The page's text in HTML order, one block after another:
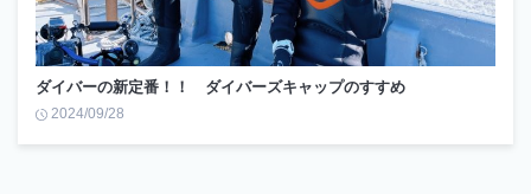
ダイバーの新定番！！ ダイバーズキャップのすすめ
2024/09/28